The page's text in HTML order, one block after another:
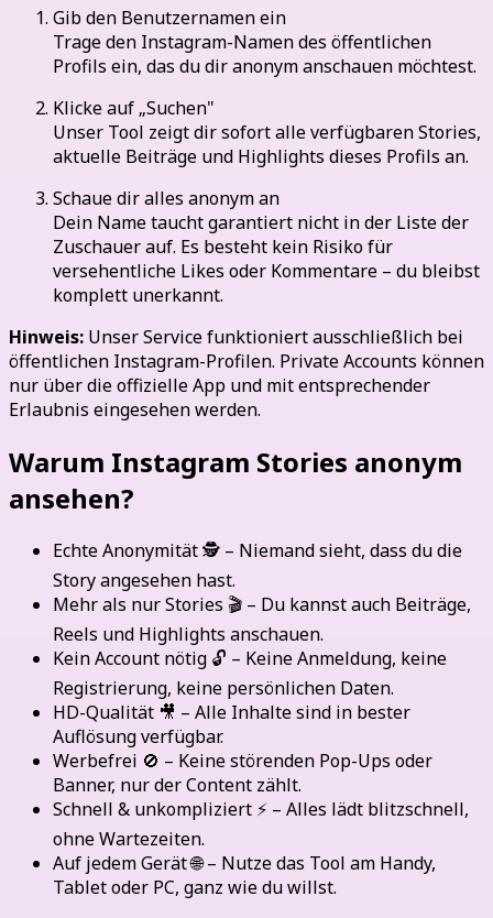
Gib den Benutzernamen ein
Trage den Instagram-Namen des öffentlichen
Profils ein, das du dir anonym anschauen möchtest.
Klicke auf „Suchen"
Unser Tool zeigt dir sofort alle verfügbaren Stories,
aktuelle Beiträge und Highlights dieses Profils an.
Schaue dir alles anonym an
Dein Name taucht garantiert nicht in der Liste der
Zuschauer auf. Es besteht kein Risiko für
versehentliche Likes oder Kommentare – du bleibst
komplett unerkannt.
Hinweis: Unser Service funktioniert ausschließlich bei
öffentlichen Instagram-Profilen. Private Accounts können
nur über die offizielle App und mit entsprechender
Erlaubnis eingesehen werden.
Warum Instagram Stories anonym
ansehen?
Echte Anonymität 🕵️ – Niemand sieht, dass du die
Story angesehen hast.
Mehr als nur Stories 🎬 – Du kannst auch Beiträge,
Reels und Highlights anschauen.
Kein Account nötig 🔓 – Keine Anmeldung, keine
Registrierung, keine persönlichen Daten.
HD-Qualität 🎥 – Alle Inhalte sind in bester
Auflösung verfügbar.
Werbefrei 🚫 – Keine störenden Pop-Ups oder
Banner, nur der Content zählt.
Schnell & unkompliziert ⚡ – Alles lädt blitzschnell,
ohne Wartezeiten.
Auf jedem Gerät 🌐 – Nutze das Tool am Handy,
Tablet oder PC, ganz wie du willst.